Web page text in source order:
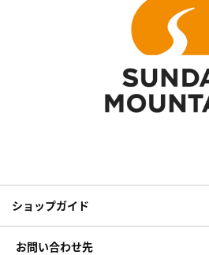
ショップガイド
お問い合わせ先